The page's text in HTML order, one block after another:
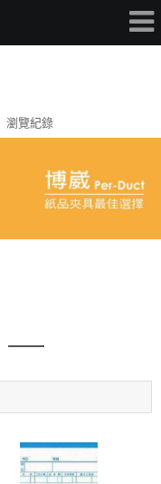
瀏覽紀錄